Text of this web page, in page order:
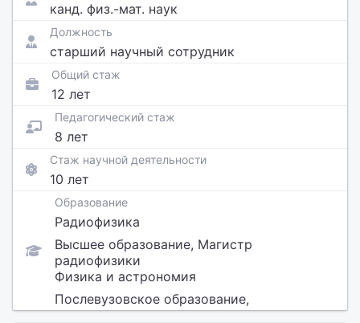
канд. физ.-мат. наук
Должность
старший научный сотрудник
Общий стаж
12 лет
Педагогический стаж
8 лет
Стаж научной деятельности
10 лет
Образование
Радиофизика
Высшее образование, Магистр
радиофизики
Физика и астрономия
Послевузовское образование,